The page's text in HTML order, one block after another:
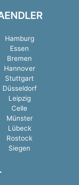
Hamburg
Essen
Bremen
Hannover
Stuttgart
Düsseldorf
Leipzig
Celle
Münster
Lübeck
Rostock
Siegen